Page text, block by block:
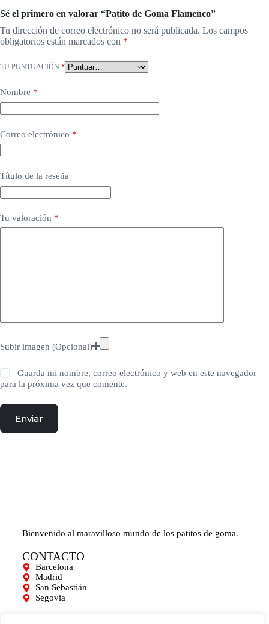
Sé el primero en valorar “Patito de Goma Flamenco”
Tu dirección de correo electrónico no será publicada. Los campos
obligatorios están marcados con *
TU PUNTUACIÓN *
Nombre *
Correo electrónico *
Título de la reseña
Tu valoración *
Subir imagen (Opcional)
Guarda mi nombre, correo electrónico y web en este navegador
para la próxima vez que comente.
Enviar
Bienvenido al maravilloso mundo de los patitos de goma.
CONTACTO
Barcelona
Madrid
San Sebastián
Segovia